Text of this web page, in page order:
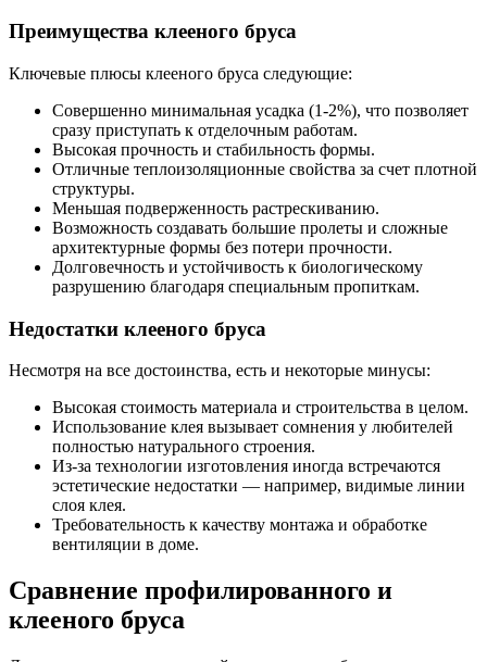
Преимущества клееного бруса
Ключевые плюсы клееного бруса следующие:
Совершенно минимальная усадка (1-2%), что позволяет
сразу приступать к отделочным работам.
Высокая прочность и стабильность формы.
Отличные теплоизоляционные свойства за счет плотной
структуры.
Меньшая подверженность растрескиванию.
Возможность создавать большие пролеты и сложные
архитектурные формы без потери прочности.
Долговечность и устойчивость к биологическому
разрушению благодаря специальным пропиткам.
Недостатки клееного бруса
Несмотря на все достоинства, есть и некоторые минусы:
Высокая стоимость материала и строительства в целом.
Использование клея вызывает сомнения у любителей
полностью натурального строения.
Из-за технологии изготовления иногда встречаются
эстетические недостатки — например, видимые линии
слоя клея.
Требовательность к качеству монтажа и обработке
вентиляции в доме.
Сравнение профилированного и
клееного бруса